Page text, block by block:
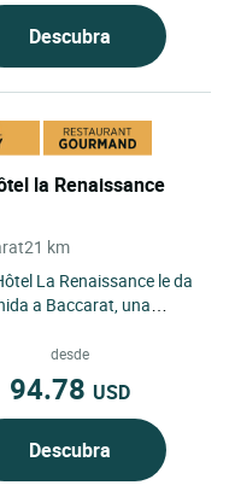
Descubra
la Renaissance
21 km
La Renaissance le da
a Baccarat, una
conocida por...
desde
94.78 USD
Descubra